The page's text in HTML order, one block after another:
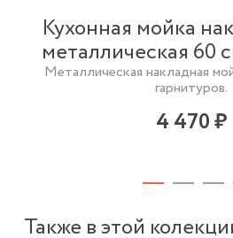
Кухонная мойка
металлическая 60
Металлическая накладная
гарнитуров.
4 470 ₽
Также в этой